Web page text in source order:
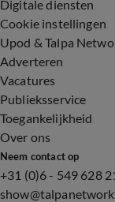
Digitale diensten
Cookie instellingen
Upod & Talpa
Adverteren
Vacatures
Publieksservice
Toegankelijkheid
Over ons
Neem contact op
+31 (0)6 - 549 628